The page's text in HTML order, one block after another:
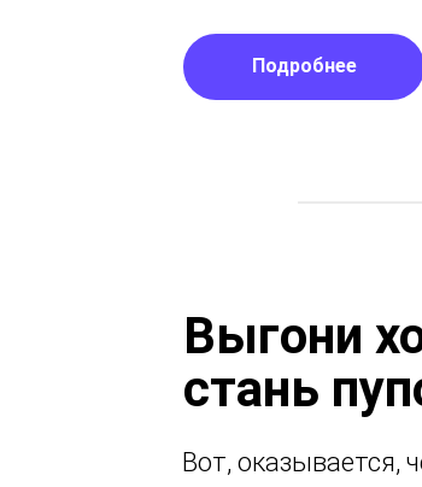
Подробнее
Подробнее
Выгони
стань
Вот, оказывается,